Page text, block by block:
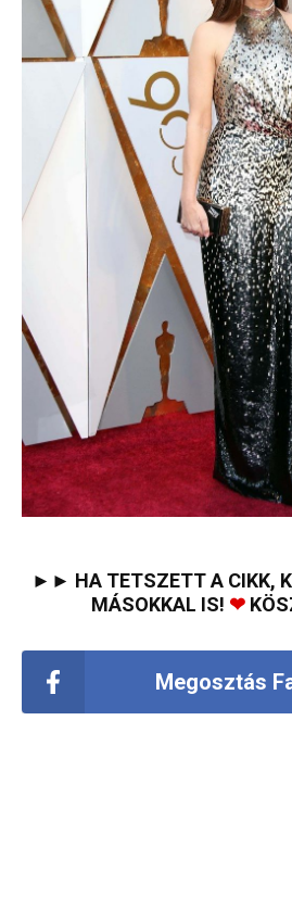
►► HA TETSZETT A CIKK,
MÁSOKKAL IS! ❤
Megosztás